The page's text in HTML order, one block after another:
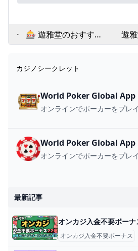
🎰 遊雅堂のおすすめ
スロットやライブカジ
すいゲームや遊び方も
遊
雅
カジノシークレット
World Poker Global App
World Poker Global App
最新記事
オンカジ入金不要ボーナス